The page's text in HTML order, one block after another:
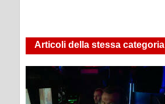
Articoli della stessa categoria